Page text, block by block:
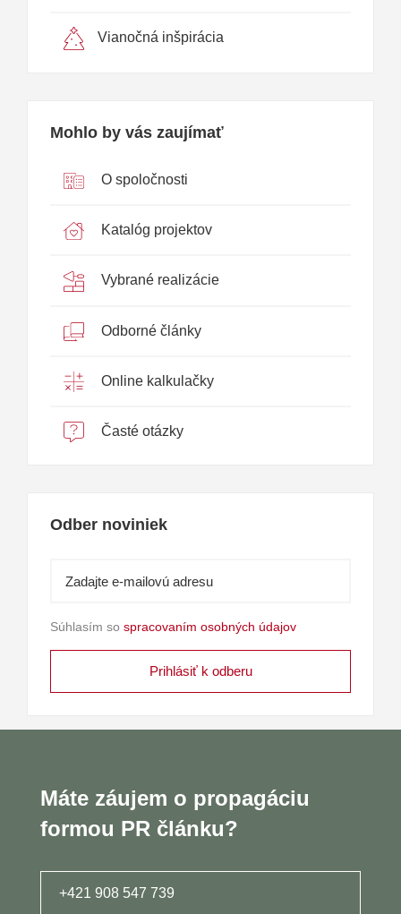
Vianočná inšpirácia
Mohlo by vás zaujímať
O spoločnosti
Katalóg projektov
Vybrané realizácie
Odborné články
Online kalkulačky
Časté otázky
Odber noviniek
Súhlasím so spracovaním osobných údajov
Máte záujem o propagáciu
formou PR článku?
+421 908 547 739